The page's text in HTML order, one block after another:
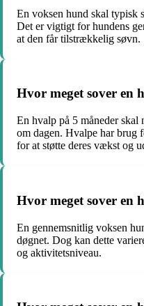
En voksen hund skal typisk
Det er vigtigt for hundens
at den får tilstrækkelig søvn.
Hvor meget sover en
En hvalp på 5 måneder
om dagen. Hvalpe har brug
for at støtte deres vækst og
Hvor meget sover en
En gennemsnitlig voksen
døgnet. Dog kan dette
og aktivitetsniveau.